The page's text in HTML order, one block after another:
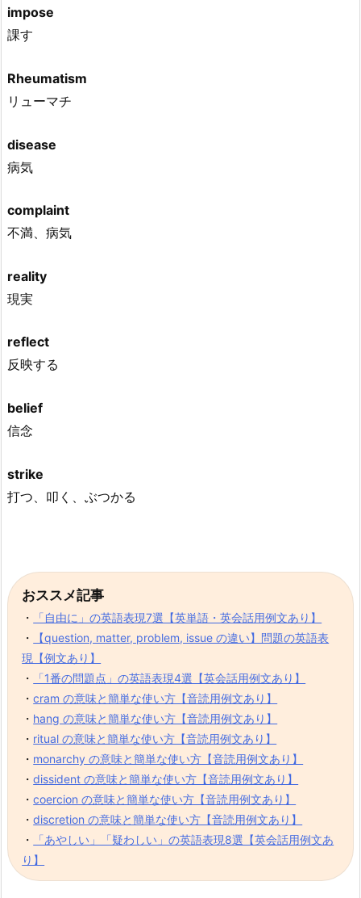
impose
課す
Rheumatism
リューマチ
disease
病気
complaint
不満、病気
reality
現実
reflect
反映する
belief
信念
strike
打つ、叩く、ぶつかる
おススメ記事
・
「自由に」の英語表現7選【英単語・英会話用例文あり】
・
【question, matter, problem, issue の違い】問題の英語表
現【例文あり】
・
「1番の問題点」の英語表現4選【英会話用例文あり】
・cram の意味と簡単な使い方【音読用例文あり】
・ hang の意味と簡単な使い方【音読用例文あり】
・ ritual の意味と簡単な使い方【音読用例文あり】
・ monarchy の意味と簡単な使い方【音読用例文あり】
・dissident の意味と簡単な使い方【音読用例文あり】
・coercion の意味と簡単な使い方【音読用例文あり】
・discretion の意味と簡単な使い方【音読用例文あり】
・
「あやしい」「疑わしい」の英語表現8選【英会話用例文あ
り】